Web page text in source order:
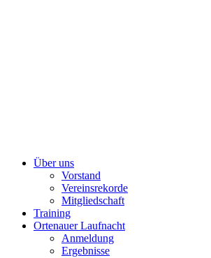
Über uns
Vorstand
Vereinsrekorde
Mitgliedschaft
Training
Ortenauer Laufnacht
Anmeldung
Ergebnisse